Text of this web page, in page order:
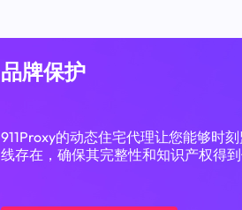
品牌保护
911Proxy的动态住宅代理让您能够时
线存在，确保其完整性和知识产权得到